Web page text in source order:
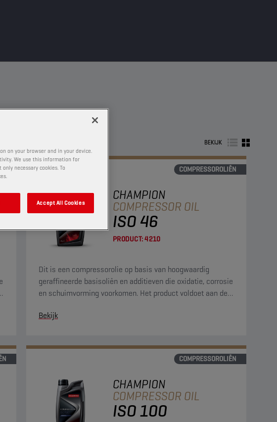
BEKIJK
COMPRESSOROLIËN
CHAMPION
COMPRESSOR OIL
ISO 46
PRODUCT:4210
Dit is een compressorolie op basis van hoogwaardig
geraffineerde basisoliën en additieven die oxidatie, corrosie
en schuimvorming voorkomen. Het product voldoet aan de
Bekijk
COMPRESSOROLIËN
CHAMPION
COMPRESSOR OIL
ISO 100
on your browser and in your device.
We use this information for
necessary cookies. To
Accept All Cookies